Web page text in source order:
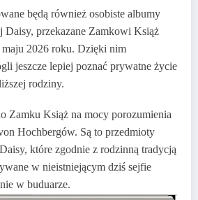
będą również osobiste albumy
Daisy, przekazane Zamkowi Książ
2026 roku. Dzięki nim
jeszcze lepiej poznać prywatne życie
rodziny.
Zamku Książ na mocy porozumienia
Hochbergów. Są to przedmioty
które zgodnie z rodzinną tradycją
w nieistniejącym dziś sejfie
w buduarze.